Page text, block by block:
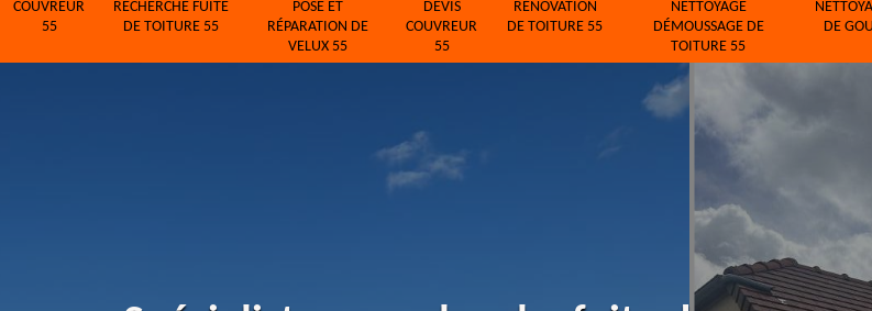
COUVREUR
55
RECHERCHE FUITE
DE TOITURE 55
POSE ET
RÉPARATION DE
VELUX 55
DEVIS
COUVREUR
55
RÉNOVATION
DE TOITURE 55
NETTOYAGE
DÉMOUSSAGE DE
TOITURE 55
DE